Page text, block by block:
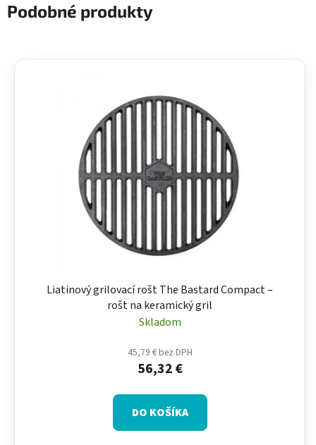
Podobné produkty
Liatinový grilovací rošt The Bastard Compact –
rošt na keramický gril
Skladom
45,79 € bez DPH
56,32 €
DO KOŠÍKA